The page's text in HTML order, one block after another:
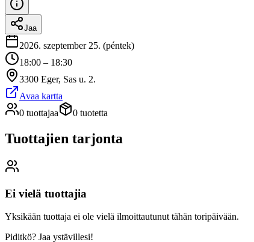
Jaa
2026. szeptember 25. (péntek)
18:00 – 18:30
3300 Eger, Sas u. 2.
Avaa kartta
0 tuottajaa
0 tuotetta
Tuottajien tarjonta
Ei vielä tuottajia
Yksikään tuottaja ei ole vielä ilmoittautunut tähän toripäivään.
Piditkö? Jaa ystävillesi!